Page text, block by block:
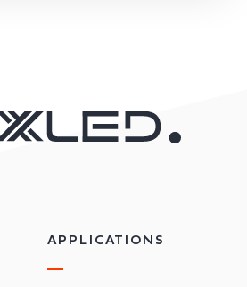
APPLICATIONS